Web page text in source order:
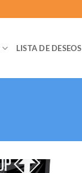
LISTA DE DESEOS